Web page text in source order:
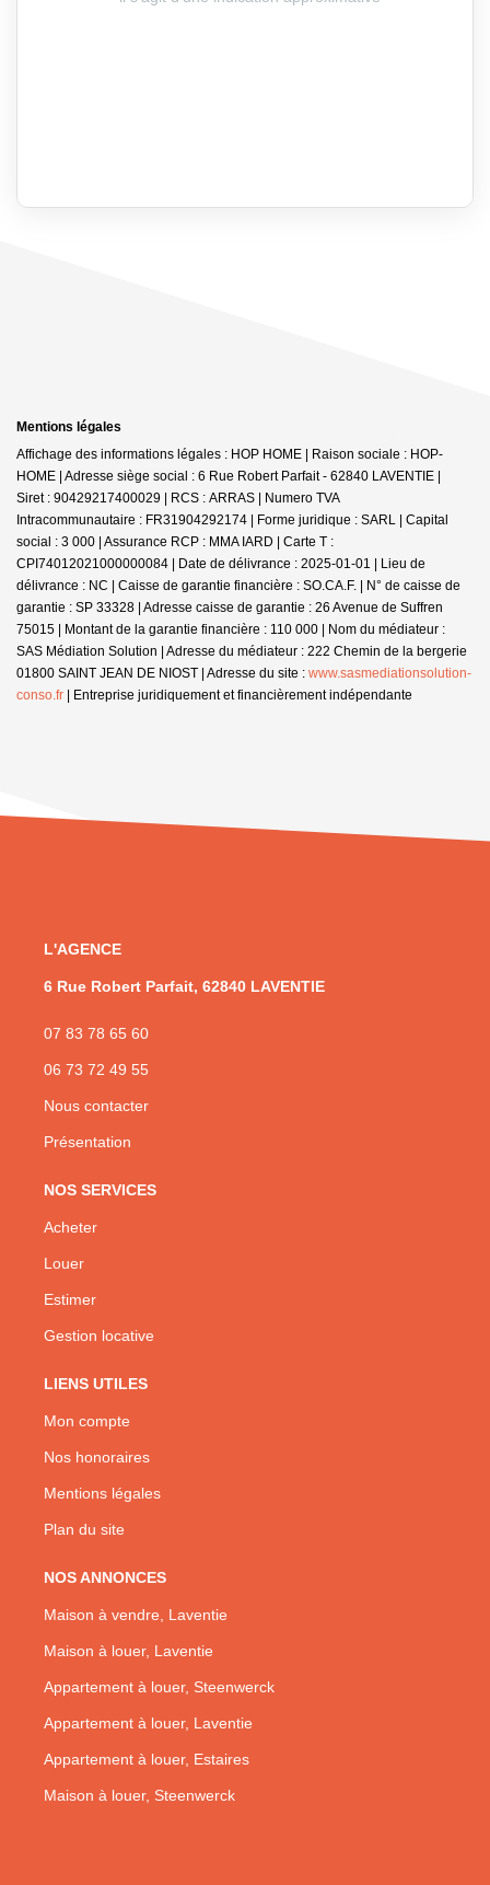
Mentions légales
Affichage des informations légales : HOP HOME | Raison sociale : HOP-
HOME | Adresse siège social : 6 Rue Robert Parfait - 62840 LAVENTIE |
Siret : 90429217400029 | RCS : ARRAS | Numero TVA
Intracommunautaire : FR31904292174 | Forme juridique : SARL | Capital
social : 3 000 | Assurance RCP : MMA IARD | Carte T :
CPI74012021000000084 | Date de délivrance : 2025-01-01 | Lieu de
délivrance : NC | Caisse de garantie financière : SO.CA.F. | N° de caisse de
garantie : SP 33328 | Adresse caisse de garantie : 26 Avenue de Suffren
75015 | Montant de la garantie financière : 110 000 | Nom du médiateur :
SAS Médiation Solution | Adresse du médiateur : 222 Chemin de la bergerie
01800 SAINT JEAN DE NIOST | Adresse du site : www.sasmediationsolution-
conso.fr | Entreprise juridiquement et financièrement indépendante
L'AGENCE
6 Rue Robert Parfait, 62840 LAVENTIE
07 83 78 65 60
06 73 72 49 55
Nous contacter
Présentation
NOS SERVICES
Acheter
Louer
Estimer
Gestion locative
LIENS UTILES
Mon compte
Nos honoraires
Mentions légales
Plan du site
NOS ANNONCES
Maison à vendre, Laventie
Maison à louer, Laventie
Appartement à louer, Steenwerck
Appartement à louer, Laventie
Appartement à louer, Estaires
Maison à louer, Steenwerck